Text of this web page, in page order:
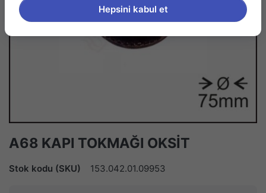
A68 KAPI TOKMAĞI OKSİT
Stok kodu (SKU) 153.042.01.09953
Hepsini kabul et